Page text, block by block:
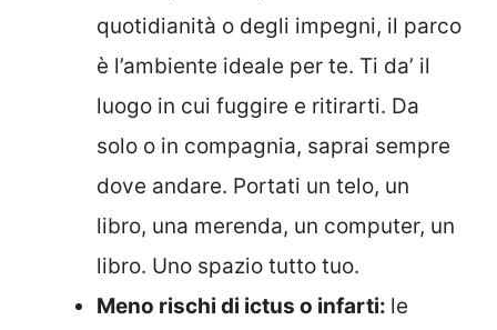
quotidianità o degli impegni, il parco
è l’ambiente ideale per te. Ti da’ il
luogo in cui fuggire e ritirarti. Da
solo o in compagnia, saprai sempre
dove andare. Portati un telo, un
libro, una merenda, un computer, un
libro. Uno spazio tutto tuo.
Meno rischi di ictus o infarti: le